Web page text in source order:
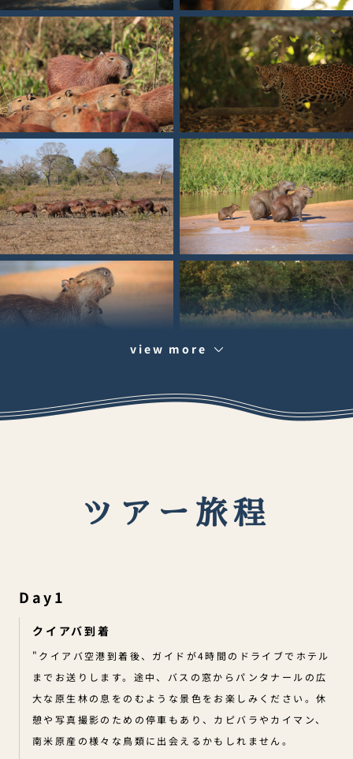
view more
ツアー旅程
Day1
クイアバ到着
"クイアバ空港到着後、ガイドが4時間のドライブでホテル
までお送りします。途中、バスの窓からパンタナールの広
大な原生林の息をのむような景色をお楽しみください。休
憩や写真撮影のための停車もあり、カピバラやカイマン、
南米原産の様々な鳥類に出会えるかもしれません。